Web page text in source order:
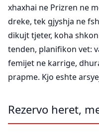
xhaxhai ne Prizren ne
dreke, tek gjyshja ne
dikujt tjeter, koha
tenden, planifikon vet:
femijet ne karrige,
prapme. Kjo eshte
Rezervo heret,